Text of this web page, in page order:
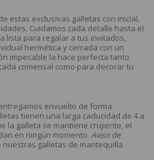
estas exclusivas galletas con inicial,
Cuidamos cada detalle hasta el
lista para regalar a tus invitados,
hermética y cerrada con un
impecable la hace perfecta tanto
comensal como para decorar tu
envuelto de forma
tienen una larga caducidad de 4 a
la galleta se mantiene crujiente, el
en ningún momento. Aviso de
galletas de mantequilla